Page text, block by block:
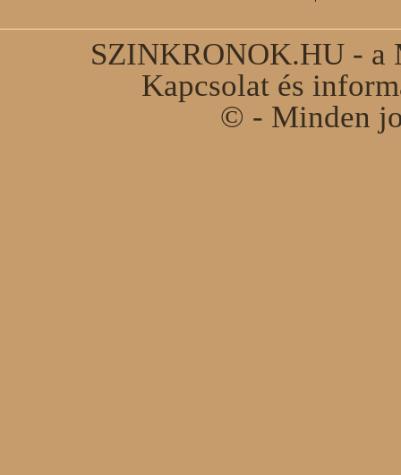
SZINKRONOK.HU - a
Kapcsolat és
© - Minden